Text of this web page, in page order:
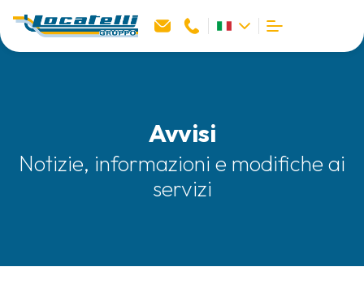
Avvisi
Notizie, informazioni e modifiche ai
servizi